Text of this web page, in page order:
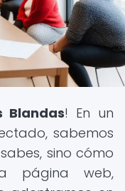
Blandas! En un
sabemos
sino cómo
página web,